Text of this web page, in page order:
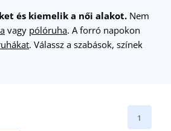
és kiemelik a női alakot. Nem
vagy pólóruha. A forró napokon
. Válassz a szabások, színek
1